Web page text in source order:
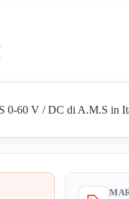
0-60 V / DC di A.M.S in